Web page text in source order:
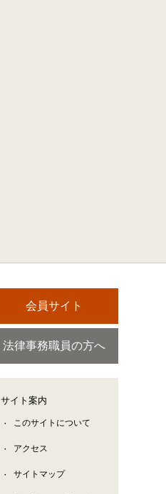
会員サイト
法律事務職員の方へ
サイト案内
このサイトについて
アクセス
サイトマップ